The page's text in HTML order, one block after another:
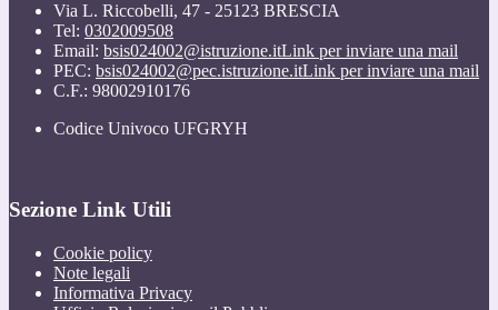
Via L. Riccobelli, 47 - 25123 BRESCIA
Tel: 0302009508
Email: bsis024002@istruzione.itLink per inviare una mail
PEC: bsis024002@pec.istruzione.itLink per inviare una mail
C.F.: 98002910176
Codice Univoco UFGRYH
Sezione Link Utili
Cookie policy
Note legali
Informativa Privacy